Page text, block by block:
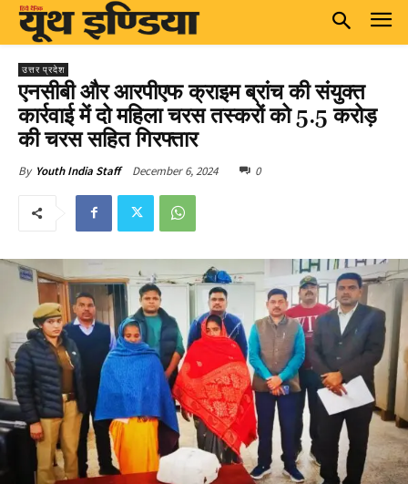
उत्तर प्रदेश
एनसीबी और आरपीएफ क्राइम ब्रांच की संयुक्त
कार्रवाई में दो महिला चरस तस्करों को 5.5 करोड़
की चरस सहित गिरफ्तार
By Youth India Staff December 6, 2024 0